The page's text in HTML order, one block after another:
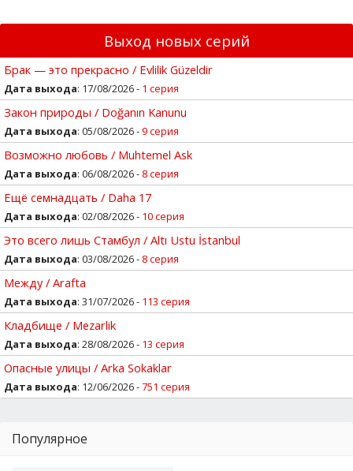
Выход новых серий
Брак — это прекрасно / Evlilik Güzeldir
Дата выхода: 17/08/2026 - 1 серия
Закон природы / Doğanın Kanunu
Дата выхода: 05/08/2026 -9 серия
Возможно любовь / Muhtemel Ask
Дата выхода: 06/08/2026 - 8 серия
Ещё семнадцать / Daha 17
Дата выхода: 02/08/2026 - 10 серия
Это всего лишь Стамбул / Altı Ustu İstanbul
Дата выхода: 03/08/2026 - 8 серия
Между / Arafta
Дата выхода: 31/07/2026 - 113 серия
Кладбище / Mezarlik
Дата выхода: 28/08/2026 - 13 серия
Опасные улицы / Arka Sokaklar
Дата выхода: 12/06/2026 -751 серия
Популярное